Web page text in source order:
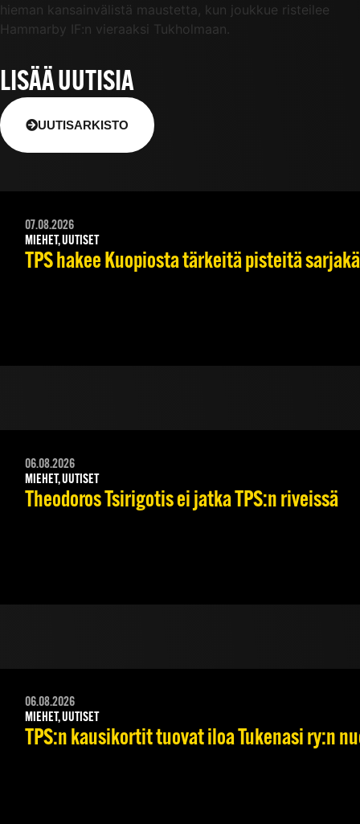
hieman kansainvälistä maustetta, kun joukkue risteilee
Hammarby IF:n vieraaksi Tukholmaan.
LISÄÄ UUTISIA
UUTISARKISTO
07.08.2026
MIEHET, UUTISET
TPS hakee Kuopiosta tärkeitä pisteitä
06.08.2026
MIEHET, UUTISET
Theodoros Tsirigotis ei jatka TPS:n riveissä
06.08.2026
MIEHET, UUTISET
TPS:n kausikortit tuovat iloa Tukenasi ry:n